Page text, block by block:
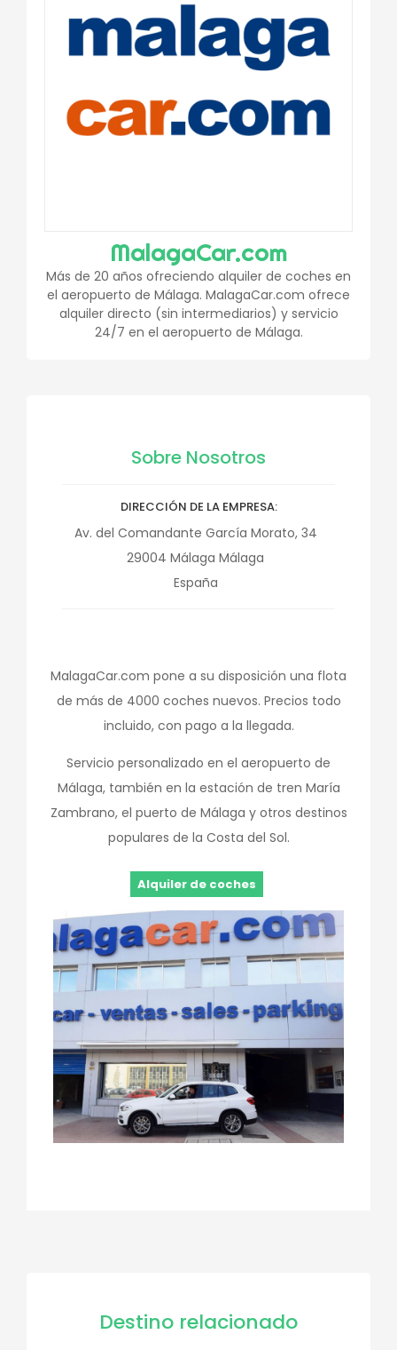
MalagaCar.com
Más de 20 años ofreciendo alquiler de coches en
el aeropuerto de Málaga. MalagaCar.com ofrece
alquiler directo (sin intermediarios) y servicio
24/7 en el aeropuerto de Málaga.
Sobre Nosotros
DIRECCIÓN DE LA EMPRESA
Av. del Comandante García Morato, 34
29004 Málaga Málaga
España
MalagaCar.com pone a su disposición una flota
de más de 4000 coches nuevos. Precios todo
incluido, con pago a la llegada.
Servicio personalizado en el aeropuerto de
Málaga, también en la estación de tren María
Zambrano, el puerto de Málaga y otros destinos
populares de la Costa del Sol.
Alquiler de coches
Destino relacionado